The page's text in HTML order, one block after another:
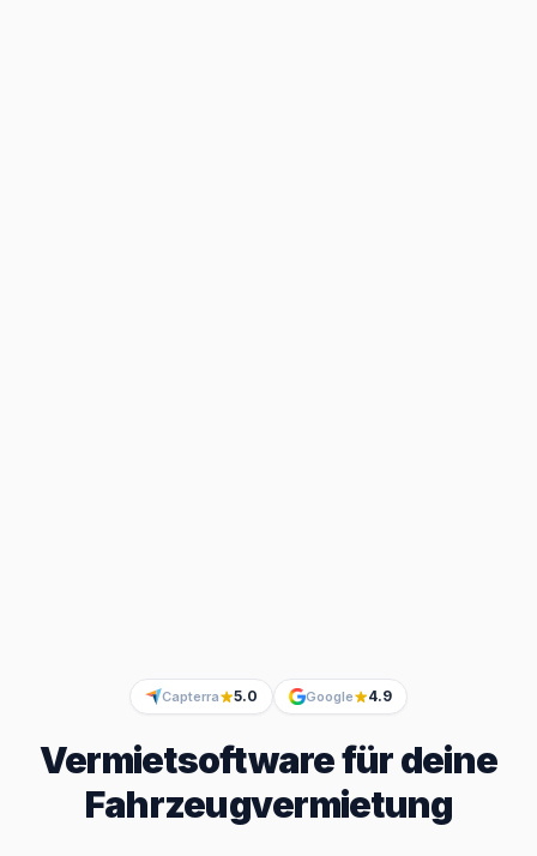
Capterra 5.0 Google 4.9
Vermietsoftware für deine
Fahrzeugvermietung